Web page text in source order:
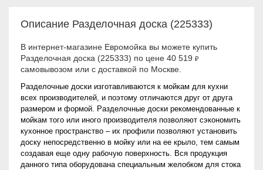
Описание Разделочная доска (225333)
В интернет-магазине Евромойка вы можете купить
Разделочная доска (225333) по цене 40 519 ₽
самовывозом или с доставкой по Москве.
Разделочные доски изготавливаются к мойкам для кухни
всех производителей, и поэтому отличаются друг от друга
размером и формой. Разделочные доски рекомендованные к
мойкам того или иного производителя позволяют сэкономить
кухонное пространство – их профили позволяют установить
доску непосредственно в мойку или на ее крыло, тем самым
создавая еще одну рабочую поверхность. Вся продукция
данного типа оборудована специальным желобком для стока